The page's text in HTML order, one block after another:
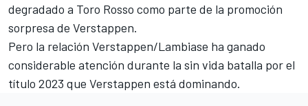
degradado a Toro Rosso como parte de la promoción
sorpresa de Verstappen.
Pero la relación Verstappen/Lambiase ha ganado
considerable atención durante la sin vida batalla por el
título 2023 que Verstappen está dominando.